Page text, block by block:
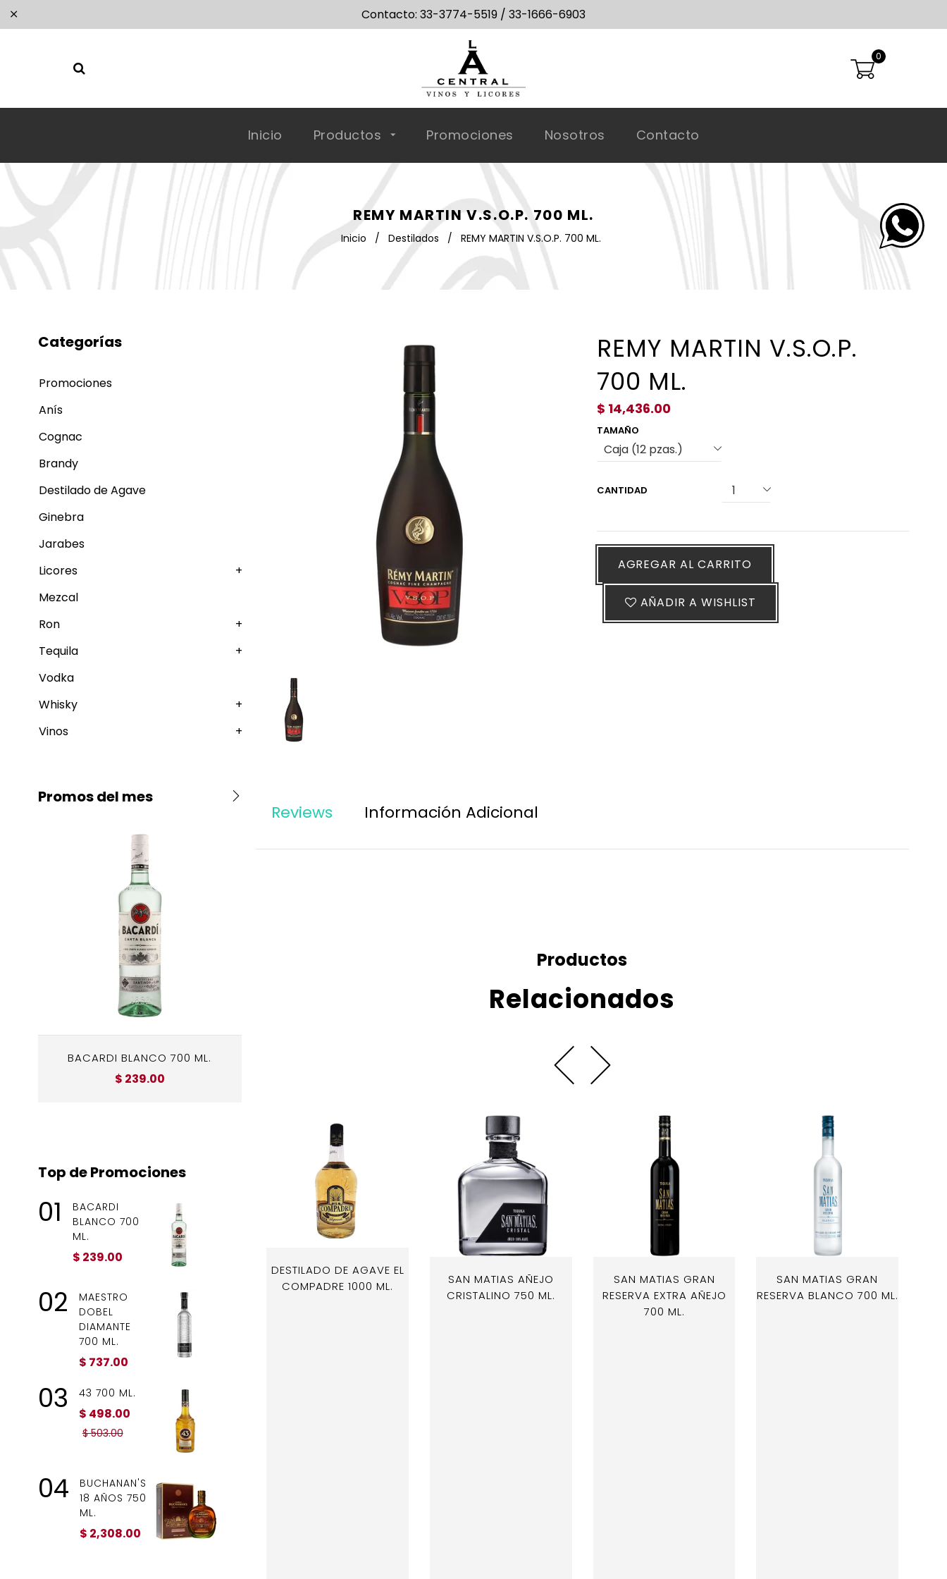
Contacto: 33-3774-5519 / 33-1666-6903
0
Inicio Productos Promociones Nosotros Contacto
REMY MARTIN V.S.O.P. 700 ML.
Inicio / Destilados / REMY MARTIN V.S.O.P. 700 ML.
Categorías
Promociones
Anís
Cognac
Brandy
Destilado de Agave
Ginebra
Jarabes
Licores
+
Mezcal
Ron
+
Tequila
+
Vodka
Whisky
+
Vinos
+
Promos del mes
BACARDI BLANCO 700 ML.
$ 239.00
43 700 ML.
$ 498.00 $ 503.00
Top de Promociones
01
BACARDI
BLANCO 700
ML.
$ 239.00
02
MAESTRO
DOBEL
DIAMANTE
700 ML.
$ 737.00
03 43 700 ML.
$ 498.00
$ 503.00
04
BUCHANAN'S
18 AÑOS 750
ML.
$ 2,308.00
REMY MARTIN V.S.O.P.
700 ML.
$ 14,436.00
TAMAÑO
CANTIDAD
AGREGAR AL CARRITO
AÑADIR A WISHLIST
Reviews Información Adicional
Productos
Relacionados
750 ML.
750 ML.
DESTILADO DE AGAVE EL
COMPADRE 1000 ML.
SAN MATIAS AÑEJO
CRISTALINO 750 ML.
SAN MATIAS GRAN
RESERVA EXTRA AÑEJO
700 ML.
SAN MATIAS GRAN
RESERVA BLANCO 700 ML.